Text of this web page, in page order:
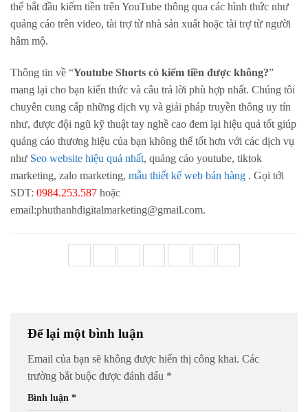
thể bắt đầu kiếm tiền trên YouTube thông qua các hình thức như
quảng cáo trên video, tài trợ từ nhà sản xuất hoặc tài trợ từ người
hâm mộ.
Thông tin về “Youtube Shorts có kiếm tiền được không?”
mang lại cho bạn kiến thức và câu trả lời phù hợp nhất. Chúng tôi
chuyên cung cấp những dịch vụ và giải pháp truyền thông uy tín
như, được đội ngũ kỹ thuật tay nghề cao đem lại hiệu quả tốt giúp
quảng cáo thương hiệu của bạn không thể tốt hơn với các dịch vụ
như Seo website hiệu quả nhất, quảng cáo youtube, tiktok
marketing, zalo marketing, mẫu thiết kế web bán hàng . Gọi tới
SDT: 0984.253.587 hoặc
email:phuthanhdigitalmarketing@gmail.com.
Để lại một bình luận
Email của bạn sẽ không được hiển thị công khai. Các
trường bắt buộc được đánh dấu *
Bình luận *